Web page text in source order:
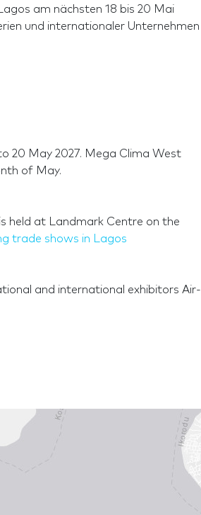
am nächsten 18 bis 20 Mai
und internationaler Unternehmen
20 May 2027. Mega Clima West
of May.
held at Landmark Centre on the
trade shows in Lagos
and international exhibitors Air-